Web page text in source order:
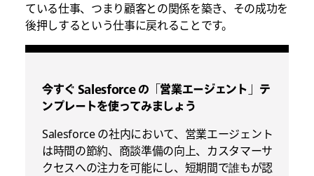
ている仕事、つまり顧客との関係を築き、その成功を
後押しするという仕事に戻れることです。
今すぐ Salesforce の「営業エージェント」テ
ンプレートを使ってみましょう
Salesforce の社内において、営業エージェント
は時間の節約、商談準備の向上、カスタマーサ
クセスへの注力を可能にし、短期間で誰もが認